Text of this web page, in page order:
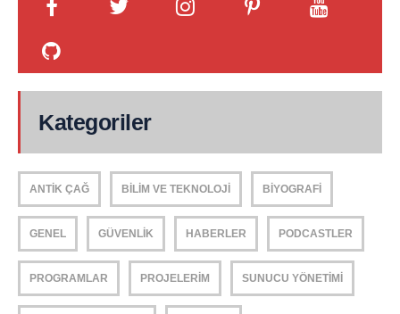
Kategoriler
ANTIK ÇAĞ BILIM VE TEKNOLOJI BIYOGRAFI
GENEL GÜVENLIK HABERLER PODCASTLER
PROGRAMLAR PROJELERIM SUNUCU YÖNETIMI